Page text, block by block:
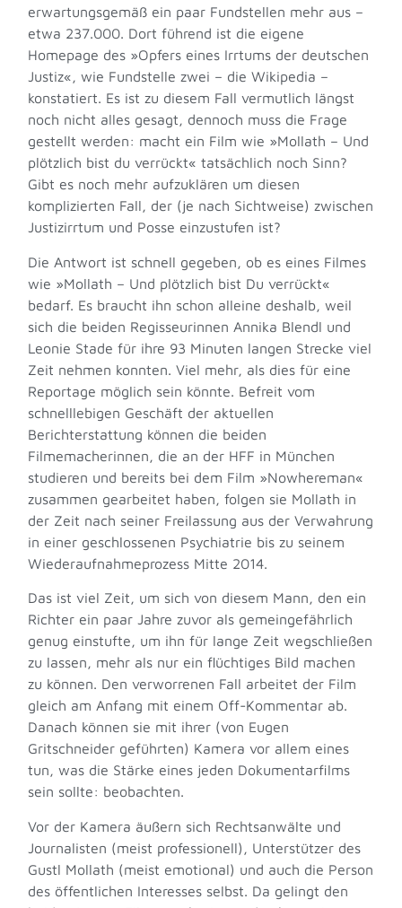
erwartungsgemäß ein paar Fundstellen mehr aus –
etwa 237.000. Dort führend ist die eigene
Homepage des »Opfers eines Irrtums der deutschen
Justiz«, wie Fundstelle zwei – die Wikipedia –
konstatiert. Es ist zu diesem Fall vermutlich längst
noch nicht alles gesagt, dennoch muss die Frage
gestellt werden: macht ein Film wie »Mollath – Und
plötzlich bist du verrückt« tatsächlich noch Sinn?
Gibt es noch mehr aufzuklären um diesen
komplizierten Fall, der (je nach Sichtweise) zwischen
Justizirrtum und Posse einzustufen ist?
Die Antwort ist schnell gegeben, ob es eines Filmes
wie »Mollath – Und plötzlich bist Du verrückt«
bedarf. Es braucht ihn schon alleine deshalb, weil
sich die beiden Regisseurinnen Annika Blendl und
Leonie Stade für ihre 93 Minuten langen Strecke viel
Zeit nehmen konnten. Viel mehr, als dies für eine
Reportage möglich sein könnte. Befreit vom
schnelllebigen Geschäft der aktuellen
Berichterstattung können die beiden
Filmemacherinnen, die an der HFF in München
studieren und bereits bei dem Film »Nowhereman«
zusammen gearbeitet haben, folgen sie Mollath in
der Zeit nach seiner Freilassung aus der Verwahrung
in einer geschlossenen Psychiatrie bis zu seinem
Wiederaufnahmeprozess Mitte 2014.
Das ist viel Zeit, um sich von diesem Mann, den ein
Richter ein paar Jahre zuvor als gemeingefährlich
genug einstufte, um ihn für lange Zeit wegschließen
zu lassen, mehr als nur ein flüchtiges Bild machen
zu können. Den verworrenen Fall arbeitet der Film
gleich am Anfang mit einem Off-Kommentar ab.
Danach können sie mit ihrer (von Eugen
Gritschneider geführten) Kamera vor allem eines
tun, was die Stärke eines jeden Dokumentarfilms
sein sollte: beobachten.
Vor der Kamera äußern sich Rechtsanwälte und
Journalisten (meist professionell), Unterstützer des
Gustl Mollath (meist emotional) und auch die Person
des öffentlichen Interesses selbst. Da gelingt den